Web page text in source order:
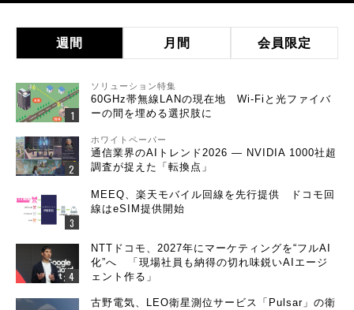
週間 月間 会員限定
ソリューション特集
60GHz帯無線LANの現在地 Wi-Fiと光ファイバ
ーの間を埋める選択肢に
ホワイトペーパー
通信業界のAIトレンド2026 ― NVIDIA 1000社超
調査が捉えた「転換点」
MEEQ、楽天モバイル回線を先行提供 ドコモ回
線はeSIM提供開始
NTTドコモ、2027年にマーケティングを“フルAI
化”へ 「現場社員も納得の切れ味鋭いAIエージ
ェント作る」
古野電気、LEO衛星測位サービス「Pulsar」の衛